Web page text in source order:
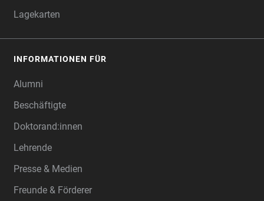
Lagekarten
INFORMATIONEN FÜR
Alumni
Beschäftigte
Doktorand:innen
Lehrende
Presse & Medien
Freunde & Förderer